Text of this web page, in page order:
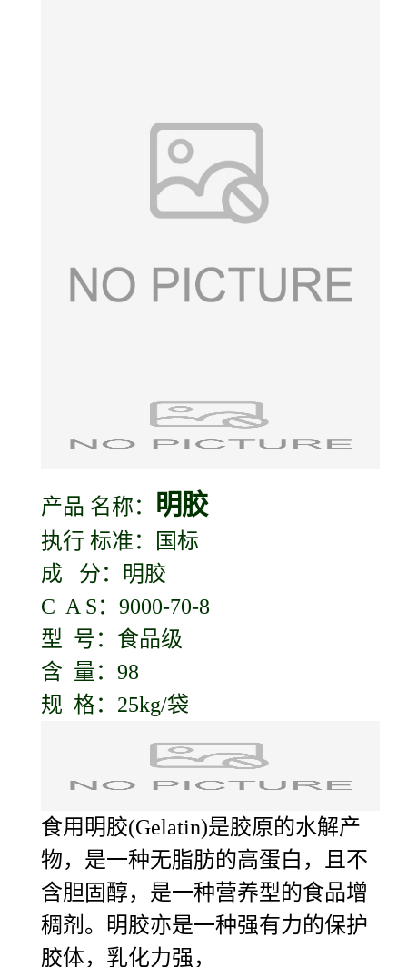
产品 名称： 明胶
执行 标准：国标
成 分：明胶
C A S：9000-70-8
型 号：食品级
含 量：98
规 格：25kg/袋
食用明胶(Gelatin)是胶原的水解产
物，是一种无脂肪的高蛋白，且不
含胆固醇，是一种营养型的食品增
稠剂。明胶亦是一种强有力的保护
胶体，乳化力强，